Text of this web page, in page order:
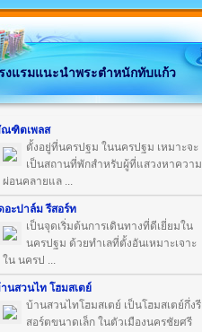
งแรมแนะนำพระตำหนักทับแก้ว
ฑิตเพลส
ตั้งอยู่ที่นครปฐม ในนครปฐม เหมาะจะ
เป็นสถานที่พักสำหรับผู้ที่แสวงหาความ
ผ่อนคลายแล ...
อะปาล์ม รีสอร์ท
เป็นจุดเริ่มต้นการเดินทางที่ดีเยี่ยมใน
นครปฐม ด้วยทำเลที่ตั้งอันเหมาะเจาะ
ใน นครป ...
นสวนไท โฮมสเตย์
บ้านสวนไทโฮมสเตย์ เป็นโฮมสเตย์กึ่งรี
สอร์ตขนาดเล็ก ในตัวเมืองนครชัยศรี